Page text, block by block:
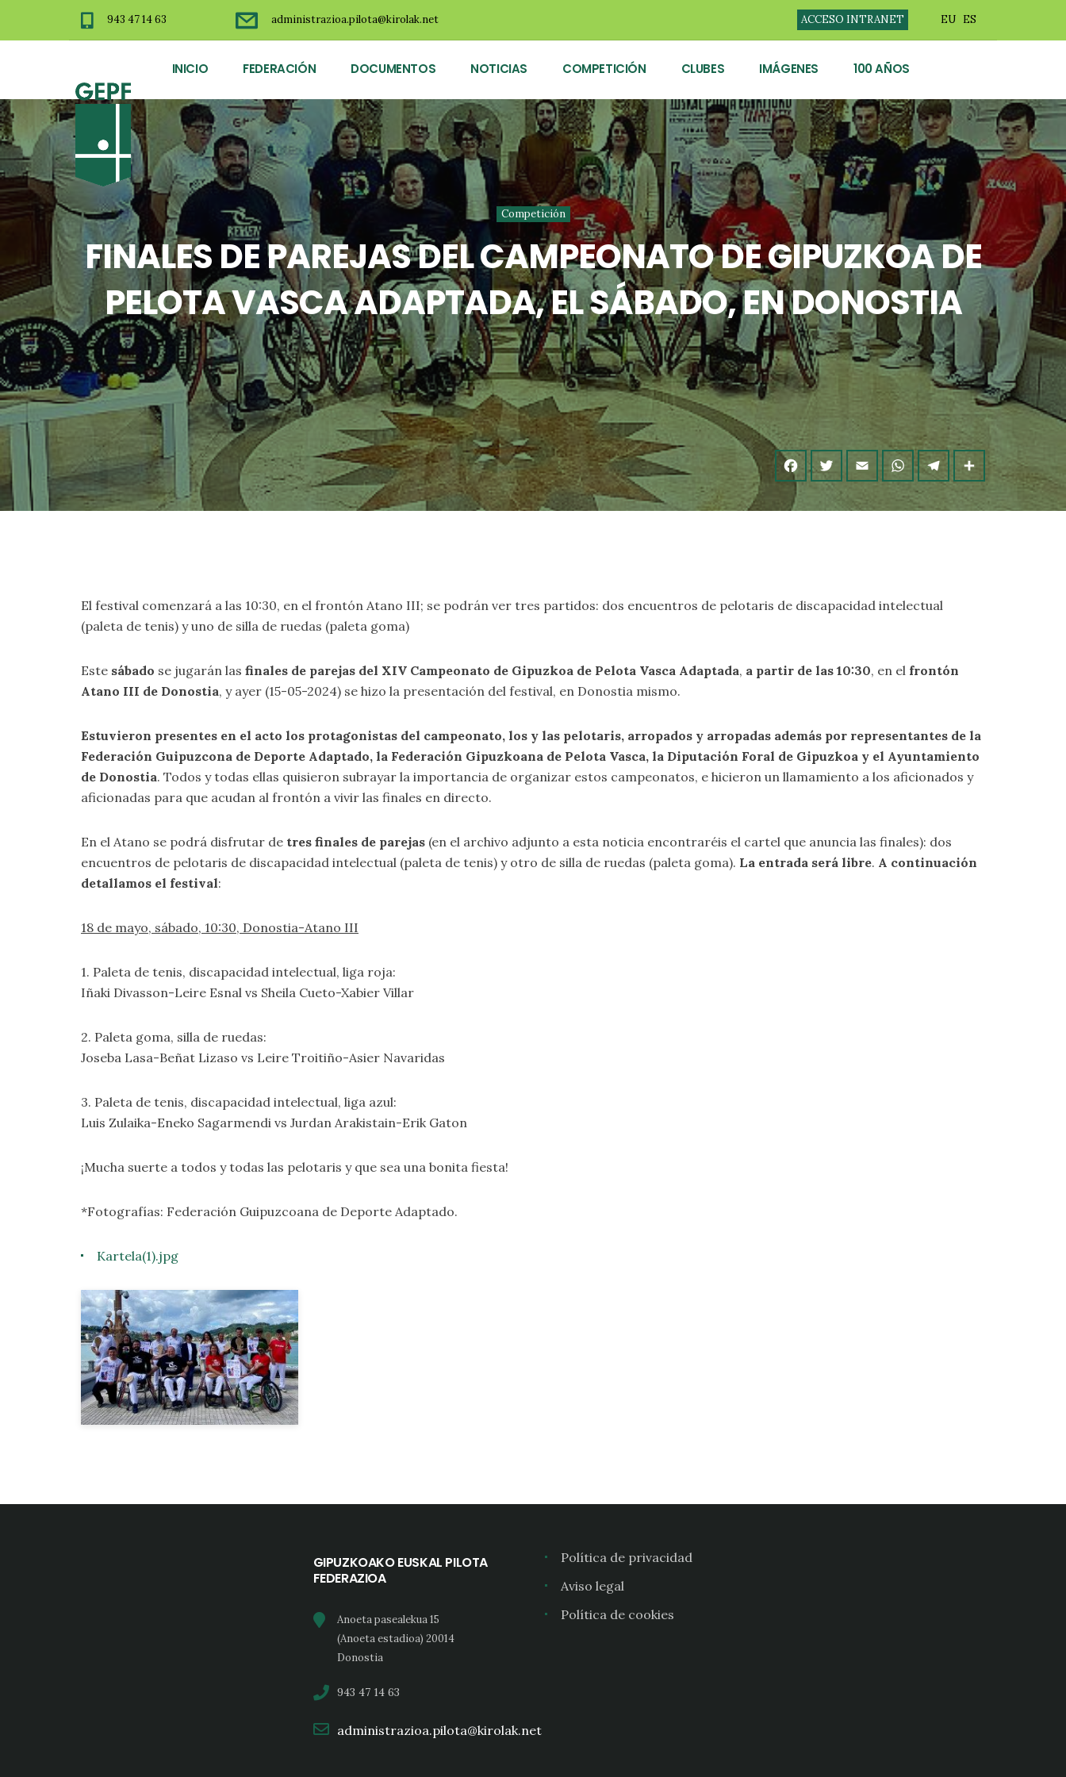
943 47 14 63 administrazioa.pilota@kirolak.net ACCESO INTRANET EU ES
INICIO FEDERACIÓN DOCUMENTOS NOTICIAS COMPETICIÓN CLUBES IMÁGENES 100 AÑOS
Competición
FINALES DE PAREJAS DEL CAMPEONATO DE GIPUZKOA DE
PELOTA VASCA ADAPTADA, EL SÁBADO, EN DONOSTIA
El festival comenzará a las 10:30, en el frontón Atano III; se podrán ver tres partidos: dos encuentros de pelotaris de discapacidad intelectual
(paleta de tenis) y uno de silla de ruedas (paleta goma)
Este sábado se jugarán las finales de parejas del XIV Campeonato de Gipuzkoa de Pelota Vasca Adaptada, a partir de las 10:30, en el frontón
Atano III de Donostia, y ayer (15-05-2024) se hizo la presentación del festival, en Donostia mismo.
Estuvieron presentes en el acto los protagonistas del campeonato, los y las pelotaris, arropados y arropadas además por representantes de la
Federación Guipuzcona de Deporte Adaptado, la Federación Gipuzkoana de Pelota Vasca, la Diputación Foral de Gipuzkoa y el Ayuntamiento
de Donostia. Todos y todas ellas quisieron subrayar la importancia de organizar estos campeonatos, e hicieron un llamamiento a los aficionados y
aficionadas para que acudan al frontón a vivir las finales en directo.
En el Atano se podrá disfrutar de tres finales de parejas (en el archivo adjunto a esta noticia encontraréis el cartel que anuncia las finales): dos
encuentros de pelotaris de discapacidad intelectual (paleta de tenis) y otro de silla de ruedas (paleta goma). La entrada será libre. A continuación
detallamos el festival:
18 de mayo, sábado, 10:30, Donostia-Atano III
1. Paleta de tenis, discapacidad intelectual, liga roja:
Iñaki Divasson-Leire Esnal vs Sheila Cueto-Xabier Villar
2. Paleta goma, silla de ruedas:
Joseba Lasa-Beñat Lizaso vs Leire Troitiño-Asier Navaridas
3. Paleta de tenis, discapacidad intelectual, liga azul:
Luis Zulaika-Eneko Sagarmendi vs Jurdan Arakistain-Erik Gaton
¡Mucha suerte a todos y todas las pelotaris y que sea una bonita fiesta!
*Fotografías: Federación Guipuzcoana de Deporte Adaptado.
Kartela(1).jpg
GIPUZKOAKO EUSKAL PILOTA
FEDERAZIOA
Anoeta pasealekua 15
(Anoeta estadioa) 20014
Donostia
943 47 14 63
administrazioa.pilota@kirolak.net
Política de privacidad
Aviso legal
Política de cookies